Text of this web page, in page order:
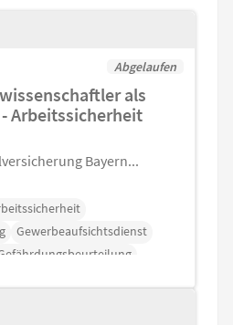
Abgelaufen
als
Arbeitssicherheit
Bayern...
Gewerbeaufsichtsdienst